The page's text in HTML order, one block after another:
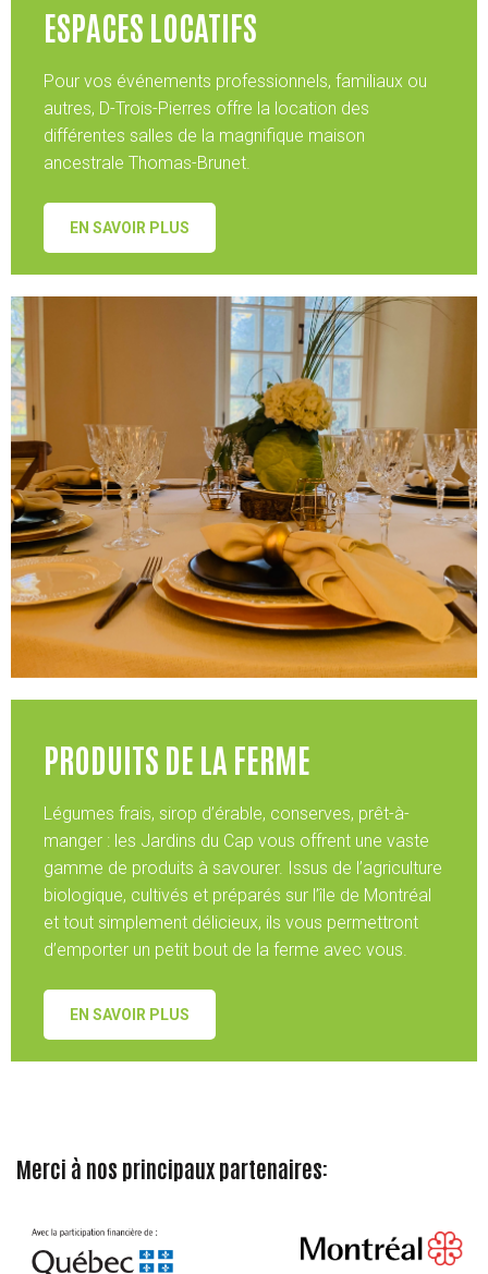
ESPACES LOCATIFS
Pour vos événements professionnels, familiaux ou
autres, D-Trois-Pierres offre la location des
différentes salles de la magnifique maison
ancestrale Thomas-Brunet.
EN SAVOIR PLUS
PRODUITS DE LA FERME
Légumes frais, sirop d’érable, conserves, prêt-à-
manger : les Jardins du Cap vous offrent une vaste
gamme de produits à savourer. Issus de l’agriculture
biologique, cultivés et préparés sur l’île de Montréal
et tout simplement délicieux, ils vous permettront
d’emporter un petit bout de la ferme avec vous.
EN SAVOIR PLUS
Merci à nos principaux partenaires: